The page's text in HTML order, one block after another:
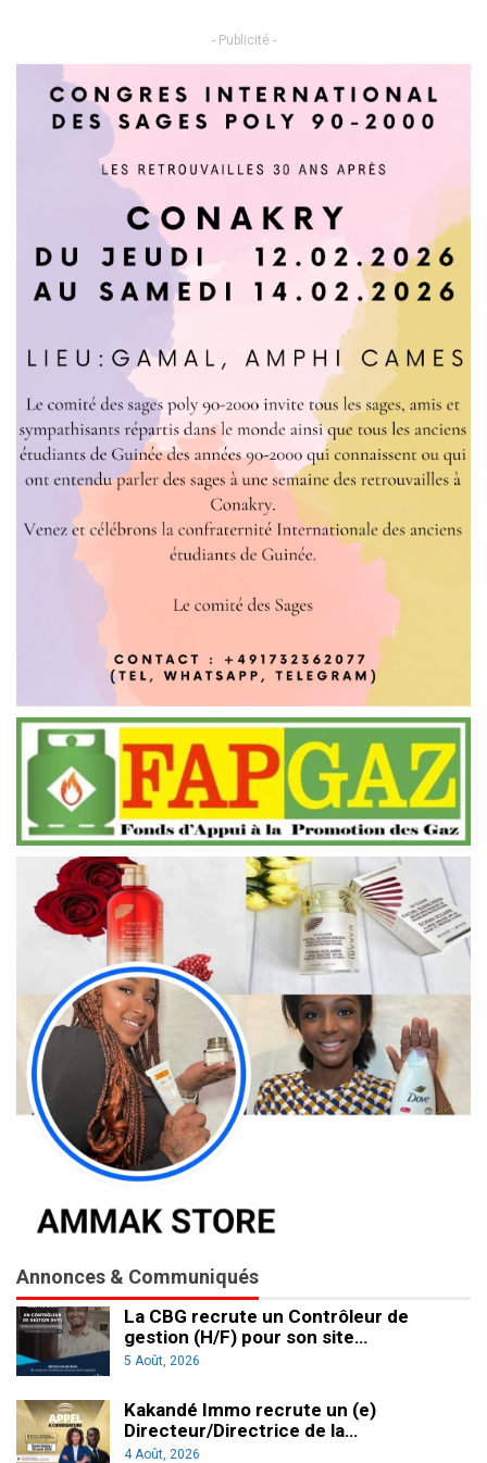
- Publicité -
Annonces & Communiqués
La CBG recrute un Contrôleur de
gestion (H/F) pour son site…
5 Août, 2026
Kakandé Immo recrute un (e)
Directeur/Directrice de la…
4 Août, 2026